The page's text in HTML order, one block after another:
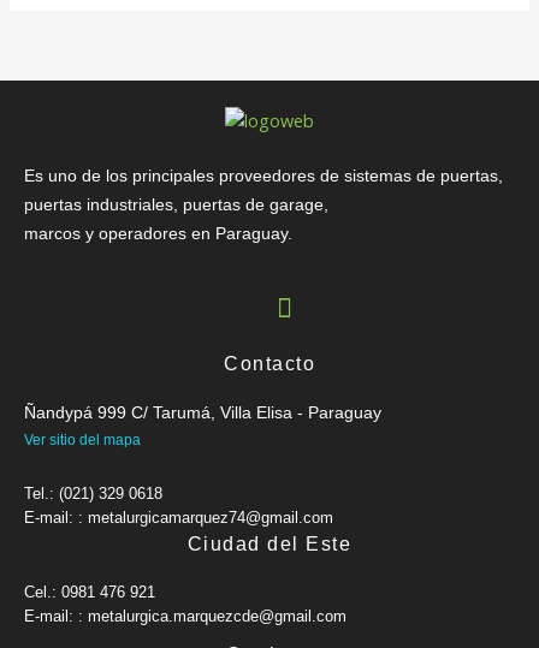
Es uno de los principales proveedores de sistemas de puertas,
puertas industriales, puertas de garage,
marcos y operadores en Paraguay.
Contacto
Ñandypá 999 C/ Tarumá, Villa Elisa - Paraguay
Ver sitio del mapa
Tel.: (021) 329 0618
E-mail: : metalurgicamarquez74@gmail.com
Ciudad del Este
Cel.: 0981 476 921
E-mail: : metalurgica.marquezcde@gmail.com